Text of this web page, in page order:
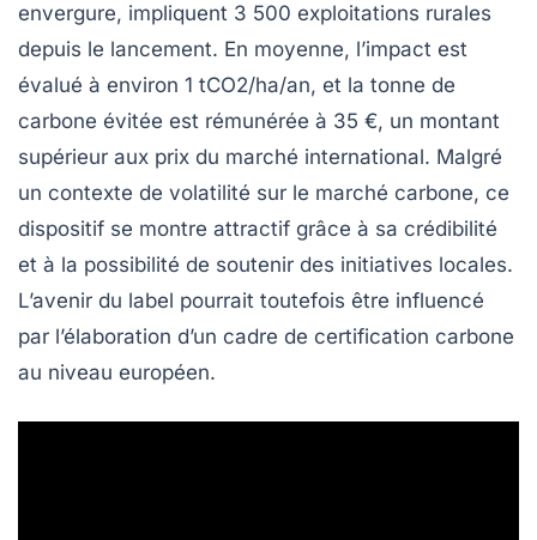
envergure, impliquent 3 500 exploitations rurales
depuis le lancement. En moyenne, l’impact est
évalué à environ 1 tCO2/ha/an, et la tonne de
carbone évitée est rémunérée à 35 €, un montant
supérieur aux prix du marché international. Malgré
un contexte de volatilité sur le marché carbone, ce
dispositif se montre attractif grâce à sa crédibilité
et à la possibilité de soutenir des initiatives locales.
L’avenir du label pourrait toutefois être influencé
par l’élaboration d’un cadre de certification carbone
au niveau européen.